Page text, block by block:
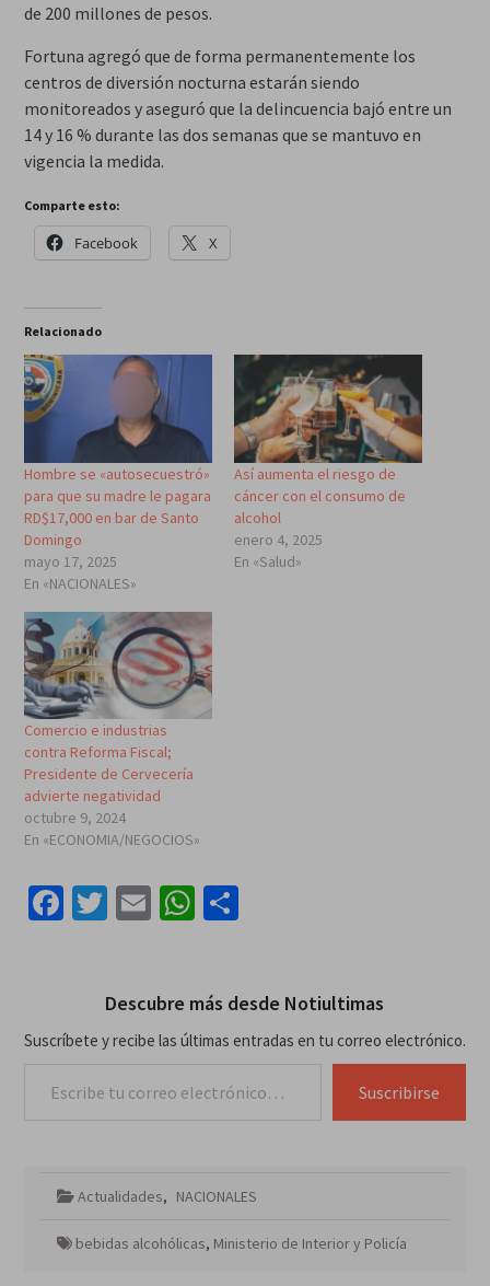
de 200 millones de pesos.
Fortuna agregó que de forma permanentemente los
centros de diversión nocturna estarán siendo
monitoreados y aseguró que la delincuencia bajó entre un
14 y 16 % durante las dos semanas que se mantuvo en
vigencia la medida.
Comparte esto:
Facebook X
Relacionado
Hombre se «autosecuestró»
para que su madre le pagara
RD$17,000 en bar de Santo
Domingo
mayo 17, 2025
En «NACIONALES»
Así aumenta el riesgo de
cáncer con el consumo de
alcohol
enero 4, 2025
En «Salud»
Comercio e industrias
contra Reforma Fiscal;
Presidente de Cervecería
advierte negatividad
octubre 9, 2024
En «ECONOMIA/NEGOCIOS»
Facebook
Twitter
EmailWhatsApp
Compartir
Descubre más desde Notiultimas
Suscríbete y recibe las últimas entradas en tu correo electrónico.
Suscribirse
Actualidades, NACIONALES
bebidas alcohólicas, Ministerio de Interior y Policía